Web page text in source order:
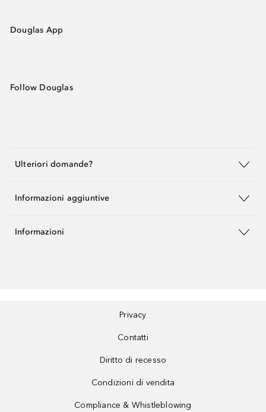
Douglas App
Follow Douglas
Ulteriori domande?
Informazioni aggiuntive
Informazioni
Privacy
Contatti
Diritto di recesso
Condizioni di vendita
Compliance & Whistleblowing